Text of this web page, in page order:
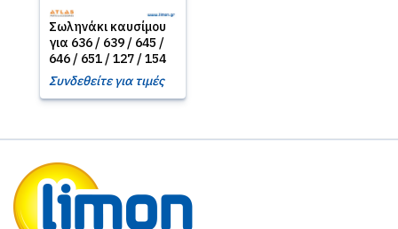
Σωληνάκι καυσίμου
για 636 / 639 / 645 /
646 / 651 / 127 / 154
Συνδεθείτε για τιμές